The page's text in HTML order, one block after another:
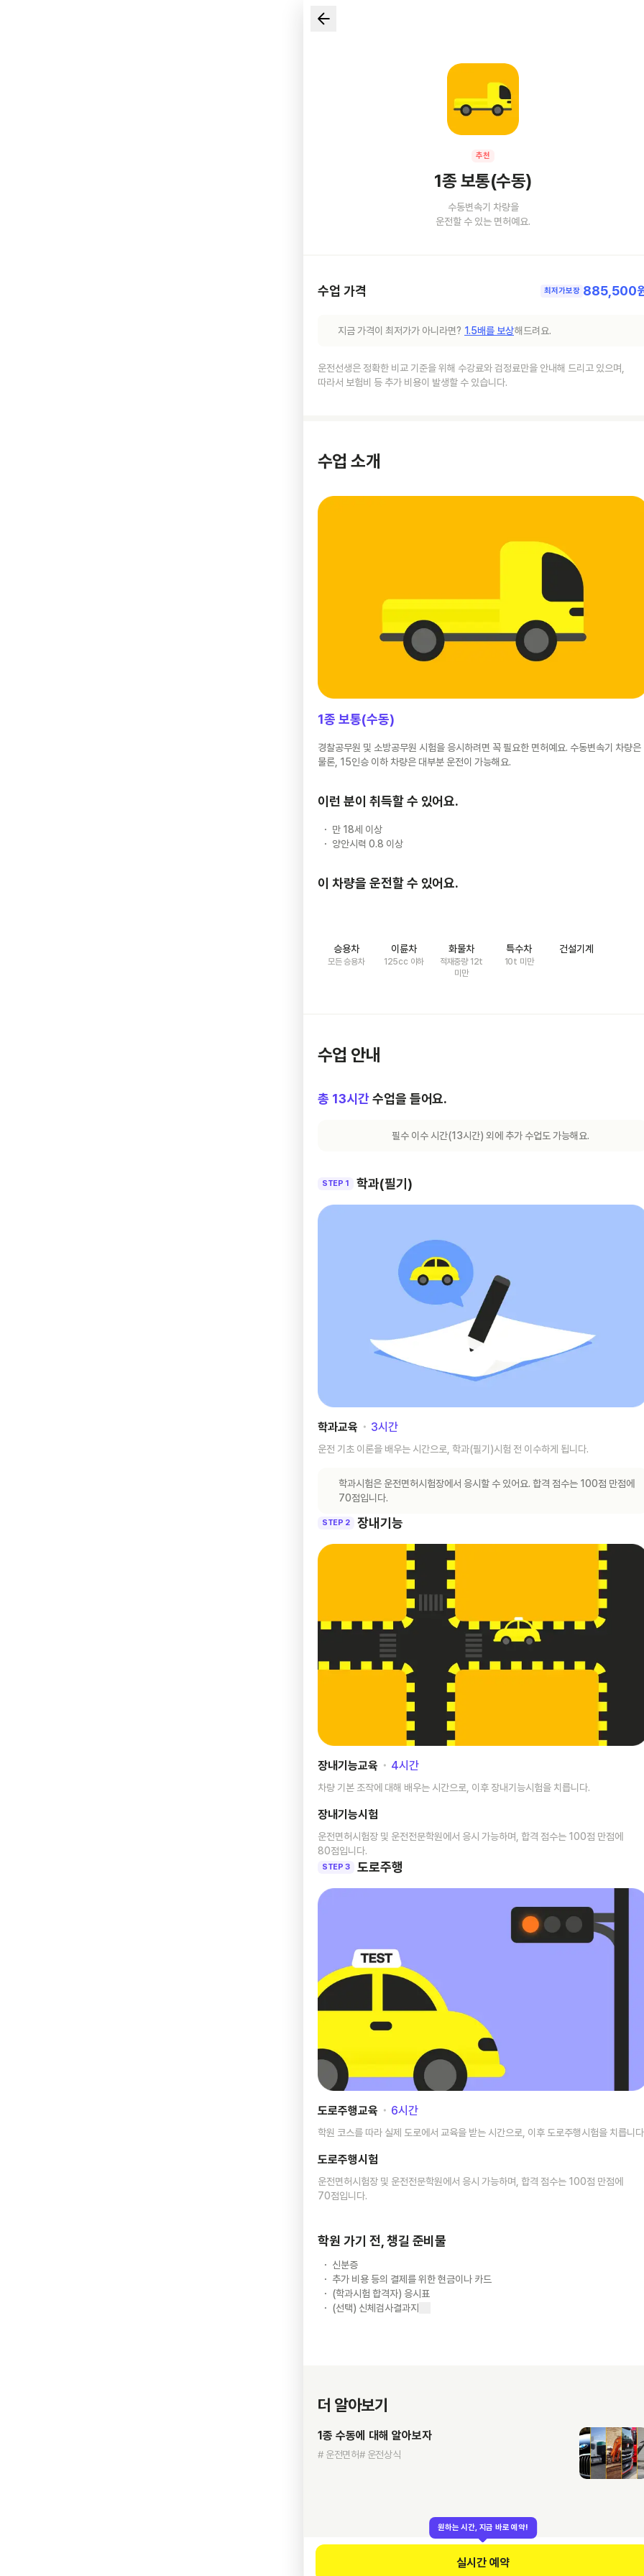
추천
1종 보통(수동)
수동변속기 차량을
운전할 수 있는 면허예요.
수업 가격 최저가보장 885,500
지금 가격이 최저가가 아니라면? 1.5배를 보상해드려요.
운전선생은 정확한 비교 기준을 위해 수강료와 검정료만을 안내해 드리고 있으며,
따라서 보험비 등 추가 비용이 발생할 수 있습니다.
수업 소개
1종 보통(수동)
경찰공무원 및 소방공무원 시험을 응시하려면 꼭 필요한 면허예요. 수동변속기 차량은
물론, 15인승 이하 차량은 대부분 운전이 가능해요.
이런 분이 취득할 수 있어요.
만 18세 이상
양안시력 0.8 이상
이 차량을 운전할 수 있어요.
승용차
모든 승용차
이륜차
125cc 이하
화물차
적재중량 12t
미만
특수차
10t 미만
건설기계
수업 안내
총 13시간 수업을 들어요.
필수 이수 시간(13시간) 외에 추가 수업도 가능해요.
STEP 1 학과(필기)
학과교육 ･ 3시간
운전 기초 이론을 배우는 시간으로, 학과(필기)시험 전 이수하게 됩니다.
학과시험은 운전면허시험장에서 응시할 수 있어요. 합격 점수는 100점 만점에
70점입니다.
STEP 2 장내기능
장내기능교육 ･ 4시간
차량 기본 조작에 대해 배우는 시간으로, 이후 장내기능시험을 치릅니다.
장내기능시험
운전면허시험장 및 운전전문학원에서 응시 가능하며, 합격 점수는 100점 만점에
80점입니다.
STEP 3 도로주행
도로주행교육 ･ 6시간
학원 코스를 따라 실제 도로에서 교육을 받는 시간으로, 이후 도로주행시험을 치릅니
도로주행시험
운전면허시험장 및 운전전문학원에서 응시 가능하며, 합격 점수는 100점 만점에
70점입니다.
학원 가기 전, 챙길 준비물
신분증
추가 비용 등의 결제를 위한 현금이나 카드
(학과시험 합격자) 응시표
(선택) 신체검사결과지
더 알아보기
1종 수동에 대해 알아보자
# 운전면허# 운전상식
원하는 시간, 지금 바로 예약!
실시간 예약